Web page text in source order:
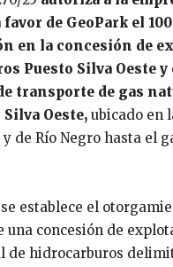
favor de GeoPark el
en la concesión de
Puesto Silva Oeste y
transporte de gas
Oeste, ubicado en
de Río Negro hasta el
establece el
una concesión de
de hidrocarburos